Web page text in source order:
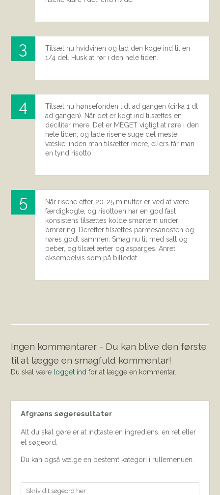
Tilsæt nu hvidvinen og lad den koge ind til en
1/4 del. Husk at rør i den hele tiden.
Tilsæt nu hønsefonden lidt ad gangen (cirka 1 dl
ad gangen). Når det er kogt ind tilsættes en
deciliter mere. Det er MEGET vigtigt at røre i den
hele tiden, og lade risene suge det meste
væske, inden man tilsætter mere, ellers får man
en tynd risotto.
Når risene efter 20-25 minutter er ved at være
færdigkogte, og risottoen har en god fast
konsistens tilsættes kolde smørtern under
omrøring. Derefter tilsættes parmesanosten og
røres godt sammen. Smag nu til med salt og
peber, og tilsæt ærter og asparges. Anret
eksempelvis som på billedet.
Ingen kommentarer - Du kan blive den første
til at lægge en smagfuld kommentar!
Du skal være logget ind for at lægge en kommentar.
Afgræns søgeresultater
Alt du skal gøre er at indtaste en ingrediens, en ret eller
et søgeord.
Du kan også vælge en bestemt kategori i rullemenuen.